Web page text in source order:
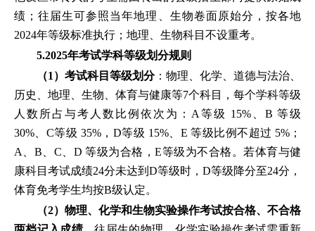
绩；往届生可参照当年地理、生物卷面原始分，按各地
2024年等级标准执行；地理、生物科目不设重考。
5.2025年考试学科等级划分规则
（1）考试科目等级划分：物理、化学、道德与法治、
历史、地理、生物、体育与健康等7个科目，每个学科等级
人数所占与考人数比例依次为：A等级 15%、B 等级
30%、C等级 35%，D等级 15%、E 等级比例不超过 5%；
A、B、C、D 等级为合格，E等级为不合格。若体育与健
康科目考试成绩24分未达到D等级时，D等级降分至24分，
体育免考学生均按B级认定。
（2）物理、化学和生物实验操作考试按合格、不合格